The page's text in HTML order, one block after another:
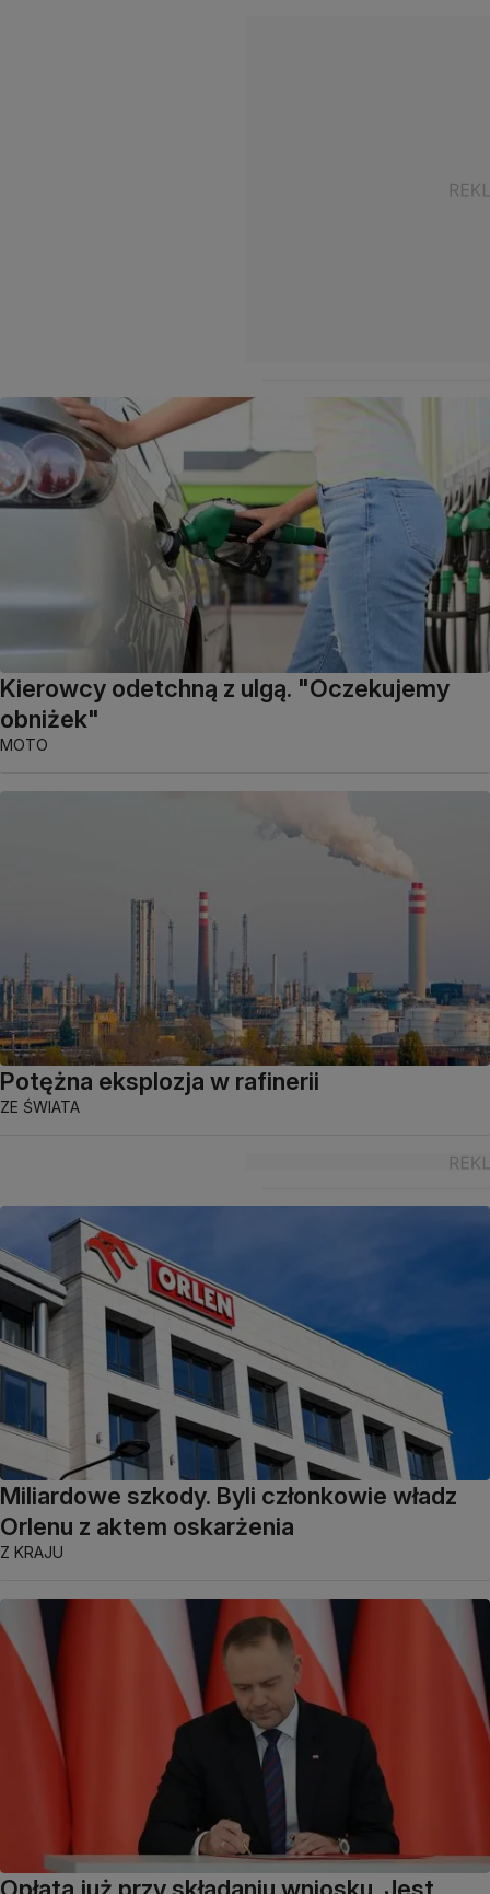
Kierowcy odetchną z ulgą. "Oczekujemy
obniżek"
MOTO
Potężna eksplozja w rafinerii
ZE ŚWIATA
Miliardowe szkody. Byli członkowie władz
Orlenu z aktem oskarżenia
Z KRAJU
Opłata już przy składaniu wniosku. Jest